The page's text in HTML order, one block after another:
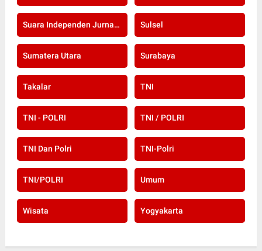
Suara Independen Jurnalis Indonesia Sulsel
Sumatera Utara Surabaya
Takalar TNI
TNI - POLRI TNI / POLRI
TNI Dan Polri TNI-Polri
TNI/POLRI Umum
Wisata Yogyakarta